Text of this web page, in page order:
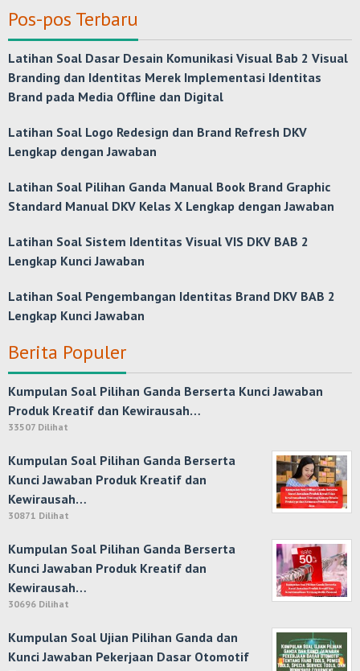
Pos-pos Terbaru
Latihan Soal Dasar Desain Komunikasi Visual Bab 2 Visual
Branding dan Identitas Merek Implementasi Identitas
Brand pada Media Offline dan Digital
Latihan Soal Logo Redesign dan Brand Refresh DKV
Lengkap dengan Jawaban
Latihan Soal Pilihan Ganda Manual Book Brand Graphic
Standard Manual DKV Kelas X Lengkap dengan Jawaban
Latihan Soal Sistem Identitas Visual VIS DKV BAB 2
Lengkap Kunci Jawaban
Latihan Soal Pengembangan Identitas Brand DKV BAB 2
Lengkap Kunci Jawaban
Berita Populer
Kumpulan Soal Pilihan Ganda Berserta Kunci Jawaban
Produk Kreatif dan Kewirausah…
33507 Dilihat
Kumpulan Soal Pilihan Ganda Berserta
Kunci Jawaban Produk Kreatif dan
Kewirausah…
30871 Dilihat
Kumpulan Soal Pilihan Ganda Berserta
Kunci Jawaban Produk Kreatif dan
Kewirausah…
30696 Dilihat
Kumpulan Soal Ujian Pilihan Ganda dan
Kunci Jawaban Pekerjaan Dasar Otomotif